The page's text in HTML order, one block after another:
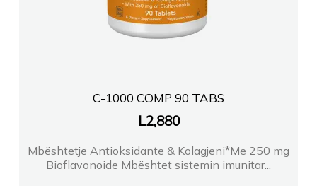
C-1000 COMP 90 TABS
L2,880
Mbështetje Antioksidante & Kolagjeni*Me 250 mg
Bioflavonoide Mbështet sistemin imunitar...